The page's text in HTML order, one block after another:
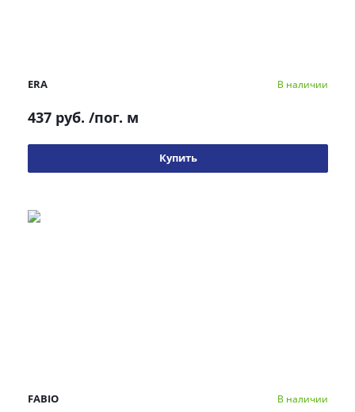
ERA В наличии
437 руб. /пог. м
Купить
FABIO В наличии